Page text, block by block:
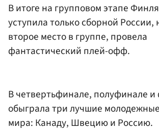
В итоге на групповом этапе
уступила только сборной России,
второе место в группе, провела
фантастический плей-офф.
В четвертьфинале, полуфинале
обыграла три лучшие
мира: Канаду, Швецию и Россию.